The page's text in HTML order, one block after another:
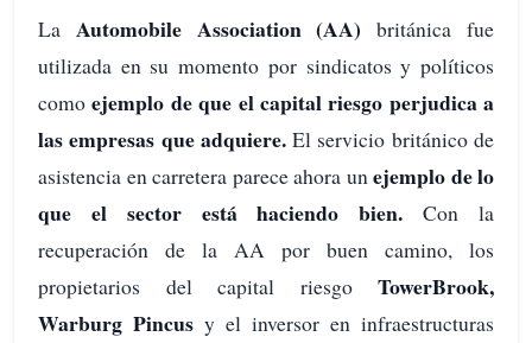
La Automobile Association (AA) británica fue
utilizada en su momento por sindicatos y políticos
comoejemplo de que el capital riesgo perjudica a
las empresas que adquiere.El servicio británico de
asistencia en carretera parece ahora unejemplo de lo
que el sector está haciendo bien.Con la
recuperación de la AA por buen camino, los
propietarios del capital riesgo TowerBrook,
Warburg Pincus y el inversor en infraestructuras